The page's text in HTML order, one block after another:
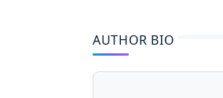
AUTHOR BIO